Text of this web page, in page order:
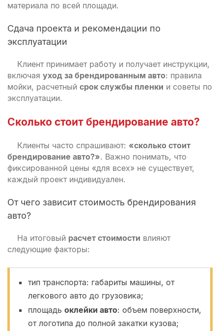
материала по всей площади.
Сдача проекта и рекомендации по
эксплуатации
Клиент принимает работу и получает инструкции,
включая уход за брендированным авто: правила
мойки, расчетный срок службы пленки и советы по
эксплуатации.
Сколько стоит брендирование авто?
Клиенты часто спрашивают: «сколько стоит
брендирование авто?». Важно понимать, что
фиксированной цены «для всех» не существует,
каждый проект индивидуален.
От чего зависит стоимость брендирования
авто?
На итоговый расчет стоимости влияют
следующие факторы:
тип транспорта: габариты машины, от
легкового авто до грузовика;
площадь оклейки авто: объем поверхности,
от логотипа до полной закатки кузова;